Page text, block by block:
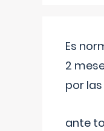
Es
2
por
ante